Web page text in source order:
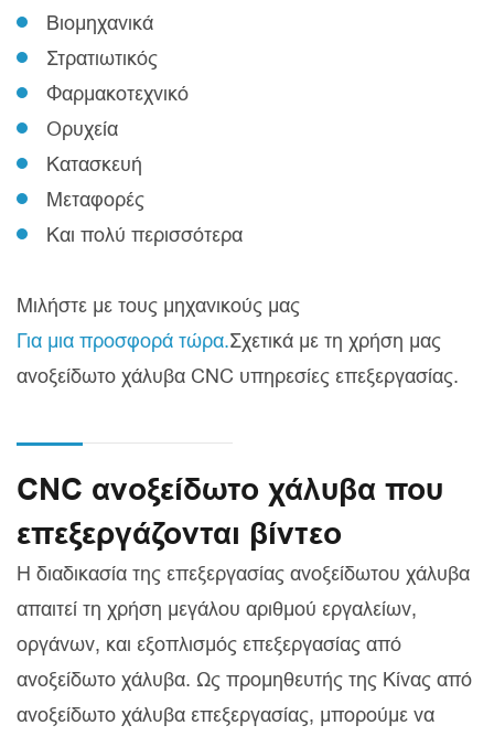
Βιομηχανικά
Στρατιωτικός
Φαρμακοτεχνικό
Ορυχεία
Κατασκευή
Μεταφορές
Και πολύ περισσότερα
Μιλήστε με τους μηχανικούς μας
Για μια προσφορά τώρα.Σχετικά με τη χρήση μας
ανοξείδωτο χάλυβα CNC υπηρεσίες επεξεργασίας.
CNC ανοξείδωτο χάλυβα που
επεξεργάζονται βίντεο
Η διαδικασία της επεξεργασίας ανοξείδωτου χάλυβα
απαιτεί τη χρήση μεγάλου αριθμού εργαλείων,
οργάνων, και εξοπλισμός επεξεργασίας από
ανοξείδωτο χάλυβα. Ως προμηθευτής της Κίνας από
ανοξείδωτο χάλυβα επεξεργασίας, μπορούμε να